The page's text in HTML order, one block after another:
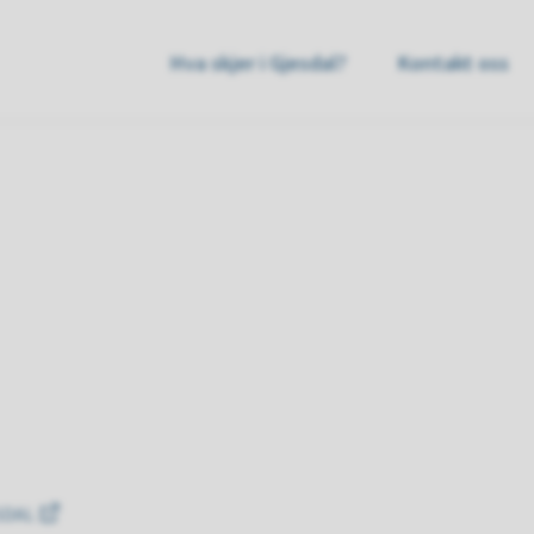
Hva skjer i Gjesdal? Kontakt oss